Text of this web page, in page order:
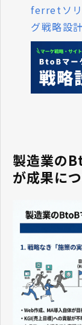
ferretソ
グ戦略設
製造業の
が成果に